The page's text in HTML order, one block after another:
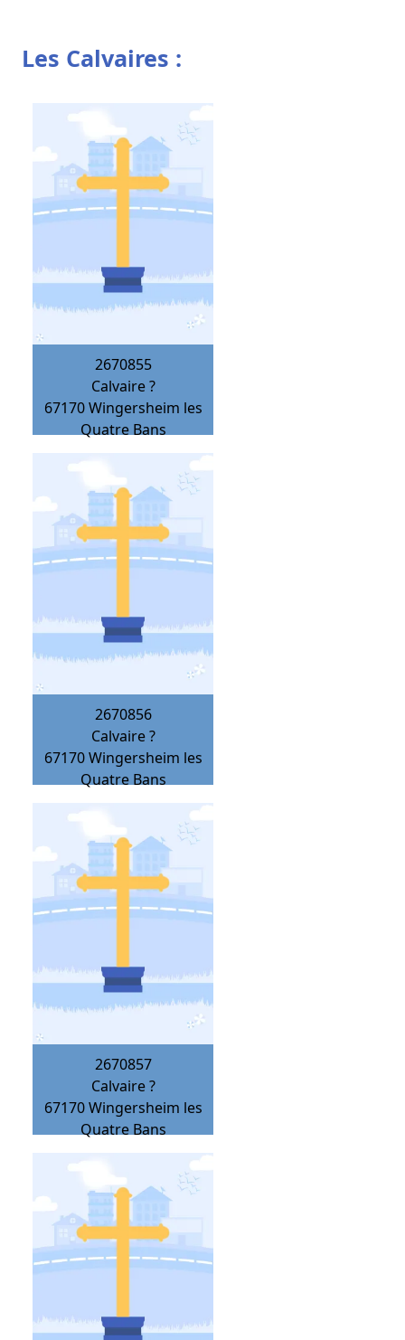
Les Calvaires :
2670855
Calvaire ?
67170 Wingersheim les
Quatre Bans
2670856
Calvaire ?
67170 Wingersheim les
Quatre Bans
2670857
Calvaire ?
67170 Wingersheim les
Quatre Bans